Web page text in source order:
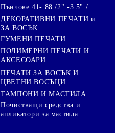
Пънчове 41- 88 /2" -3.5" /
ДЕКОРАТИВНИ ПЕЧАТИ и
ЗА ВОСЪК
ГУМЕНИ ПЕЧАТИ
ПОЛИМЕРНИ ПЕЧАТИ И
АКСЕСОАРИ
ПЕЧАТИ ЗА ВОСЪК И
ЦВЕТНИ ВОСЪЦИ
ТАМПОНИ И МАСТИЛА
Почистващи средства и
апликатори за мастила